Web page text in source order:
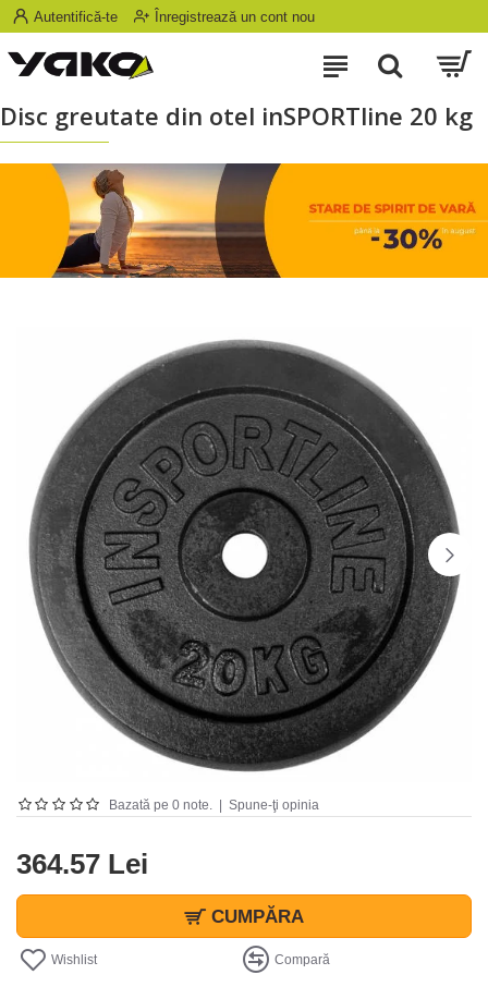
Autentifică-te Înregistrează un cont nou
Disc greutate din otel inSPORTline 20 kg
Bazată pe 0 note. Spune-ţi opinia
364.57 Lei
CUMPĂRA
Wishlist Compară